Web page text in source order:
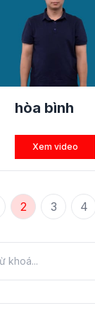
hòa bình
Xem video
2 3 4